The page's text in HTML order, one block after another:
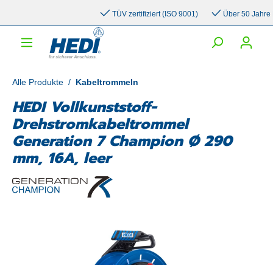
TÜV zertifiziert (ISO 9001) Über 50 Jahre
Alle Produkte / Kabeltrommeln
HEDI Vollkunststoff-
Drehstromkabeltrommel
Generation 7 Champion Ø 290
mm, 16A, leer